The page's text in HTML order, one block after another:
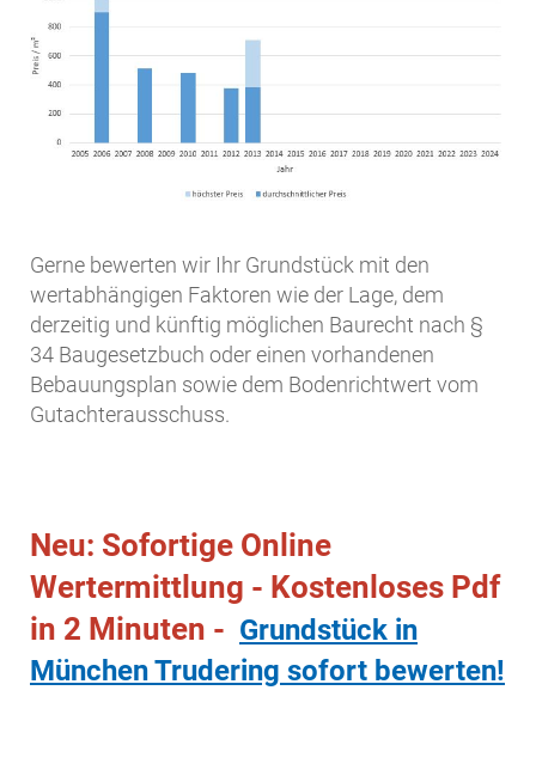
Gerne bewerten wir Ihr Grundstück mit den
wertabhängigen Faktoren wie der Lage, dem
derzeitig und künftig möglichen Baurecht nach §
34 Baugesetzbuch oder einen vorhandenen
Bebauungsplan sowie dem Bodenrichtwert vom
Gutachterausschuss.
Neu: Sofortige Online
Wertermittlung - Kostenloses Pdf
in 2 Minuten - Grundstück in
München Trudering sofort bewerten!